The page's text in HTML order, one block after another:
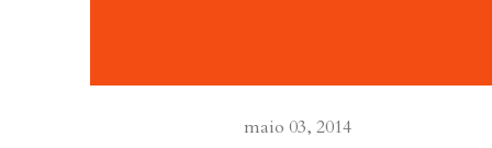
maio 03, 2014